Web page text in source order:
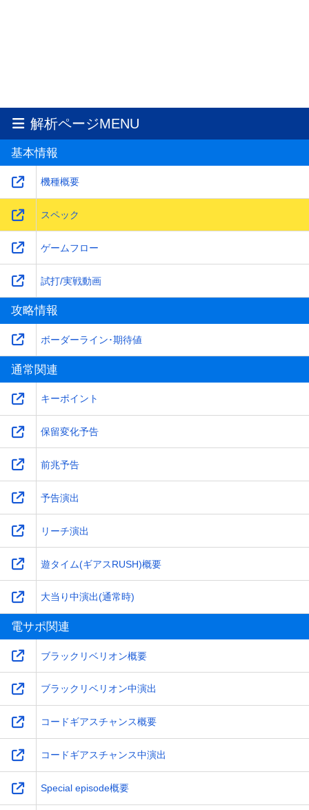
解析ページMENU
基本情報
機種概要
スペック
ゲームフロー
試打/実戦動画
攻略情報
ボーダーライン･期待値
通常関連
キーポイント
保留変化予告
前兆予告
予告演出
リーチ演出
遊タイム(ギアスRUSH)概要
大当り中演出(通常時)
電サポ関連
ブラックリベリオン概要
ブラックリベリオン中演出
コードギアスチャンス概要
コードギアスチャンス中演出
Special episode概要